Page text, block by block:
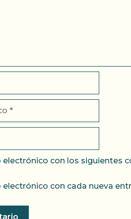
electrónico con los siguientes
electrónico con cada nueva